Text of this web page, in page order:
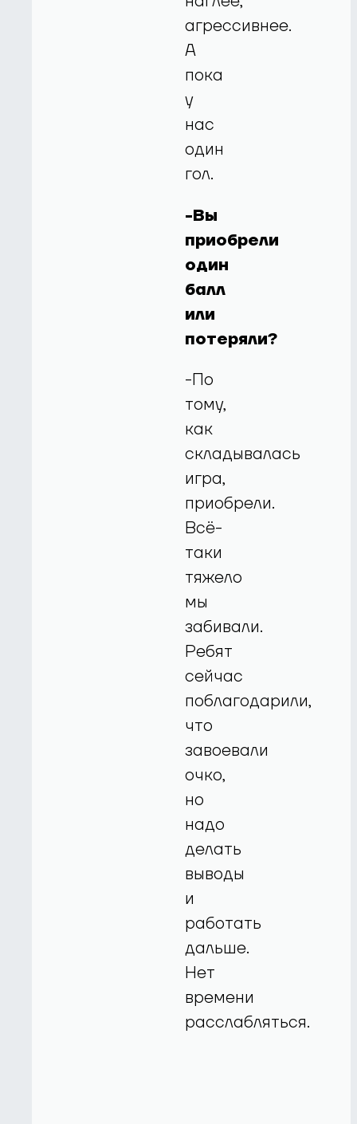
агрессивнее.
А
пока
у
нас
один
гол.
-Вы
приобрели
один
балл
или
потеряли?
-По
тому,
как
складывалась
игра,
приобрели.
Всё-
таки
тяжело
мы
забивали.
Ребят
сейчас
поблагодарили,
что
завоевали
очко,
но
надо
делать
выводы
и
работать
дальше.
Нет
времени
расслабляться.